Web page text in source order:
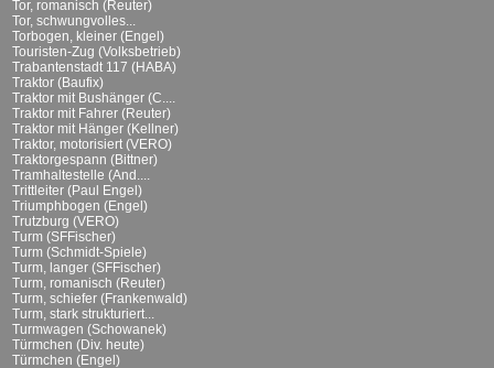
Tor, romanisch (Reuter)
Tor, schwungvolles...
Torbogen, kleiner (Engel)
Touristen-Zug (Volksbetrieb)
Trabantenstadt 117 (HABA)
Traktor (Baufix)
Traktor mit Bushänger (C....
Traktor mit Fahrer (Reuter)
Traktor mit Hänger (Kellner)
Traktor, motorisiert (VERO)
Traktorgespann (Bittner)
Tramhaltestelle (And....
Trittleiter (Paul Engel)
Triumphbogen (Engel)
Trutzburg (VERO)
Turm (SFFischer)
Turm (Schmidt-Spiele)
Turm, langer (SFFischer)
Turm, romanisch (Reuter)
Turm, schiefer (Frankenwald)
Turm, stark strukturiert...
Turmwagen (Schowanek)
Türmchen (Div. heute)
Türmchen (Engel)